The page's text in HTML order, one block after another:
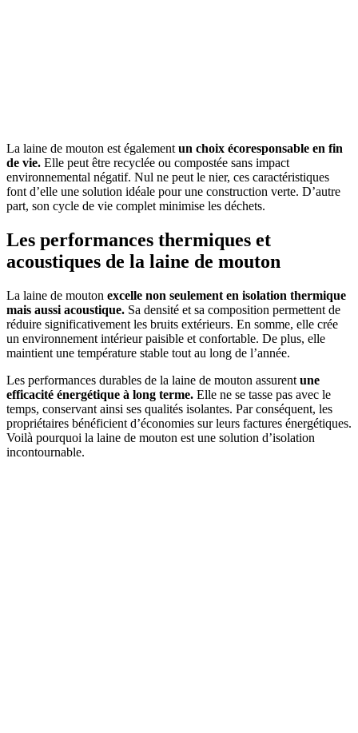
La laine de mouton est également un choix écoresponsable en fin
de vie. Elle peut être recyclée ou compostée sans impact
environnemental négatif. Nul ne peut le nier, ces caractéristiques
font d’elle une solution idéale pour une construction verte. D’autre
part, son cycle de vie complet minimise les déchets.
Les performances thermiques et
acoustiques de la laine de mouton
La laine de mouton excelle non seulement en isolation thermique
mais aussi acoustique. Sa densité et sa composition permettent de
réduire significativement les bruits extérieurs. En somme, elle crée
un environnement intérieur paisible et confortable. De plus, elle
maintient une température stable tout au long de l’année.
Les performances durables de la laine de mouton assurent une
efficacité énergétique à long terme. Elle ne se tasse pas avec le
temps, conservant ainsi ses qualités isolantes. Par conséquent, les
propriétaires bénéficient d’économies sur leurs factures énergétiques.
Voilà pourquoi la laine de mouton est une solution d’isolation
incontournable.